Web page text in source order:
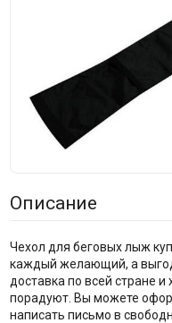
Описание
Чехол для беговых лыж
каждый желающий, а
доставка по всей стране
порадуют. Вы можете
написать письмо в